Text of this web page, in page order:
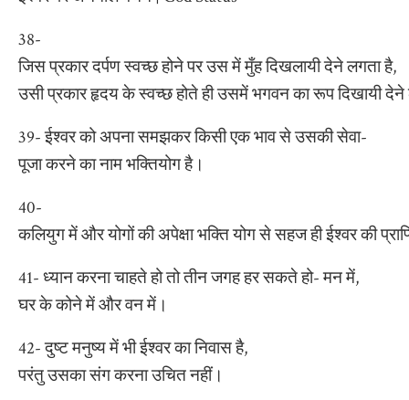
38-
जिस प्रकार दर्पण स्वच्छ होने पर उस में मुँह दिखलायी देने लगता है,
उसी प्रकार हृदय के स्वच्छ होते ही उसमें भगवन का रूप दिखायी
39- ईश्वर को अपना समझकर किसी एक भाव से उसकी सेवा-
पूजा करने का नाम भक्तियोग है।
40-
कलियुग में और योगों की अपेक्षा भक्ति योग से सहज ही ईश्वर की
41- ध्यान करना चाहते हो तो तीन जगह हर सकते हो- मन में,
घर के कोने में और वन में।
42- दुष्ट मनुष्य में भी ईश्वर का निवास है,
परंतु उसका संग करना उचित नहीं।